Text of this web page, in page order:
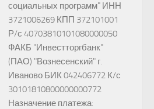
социальных программ" ИНН
3721006269 КПП 372101001
Р/с 40703810101080000050
ФАКБ "Инвестторгбанк"
(ПАО) "Вознесенский" г.
Иваново БИК 042406772 К/с
30101810800000000772
Назначение платежа: